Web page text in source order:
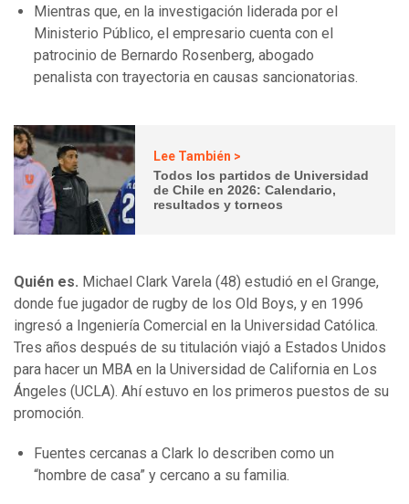
Mientras que, en la investigación liderada por el
Ministerio Público, el empresario cuenta con el
patrocinio de Bernardo Rosenberg, abogado
penalista con trayectoria en causas sancionatorias.
Lee También >
Todos los partidos de Universidad
de Chile en 2026: Calendario,
resultados y torneos
Quién es. Michael Clark Varela (48) estudió en el Grange,
donde fue jugador de rugby de los Old Boys, y en 1996
ingresó a Ingeniería Comercial en la Universidad Católica.
Tres años después de su titulación viajó a Estados Unidos
para hacer un MBA en la Universidad de California en Los
Ángeles (UCLA). Ahí estuvo en los primeros puestos de su
promoción.
Fuentes cercanas a Clark lo describen como un
“hombre de casa” y cercano a su familia.